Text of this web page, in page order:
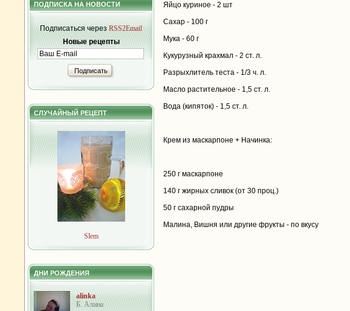
ПОДПИСКА НА НОВОСТИ
Подписаться черезRSS2Email
Новые рецепты
Подписать
СЛУЧАЙНЫЙ РЕЦЕПТ
Slem
ДНИ РОЖДЕНИЯ
alinka
Б. Алина
Яйцо куриное - 2 шт
Сахар - 100 г
Мука - 60 г
Кукурузный крахмал - 2 ст. л.
Разрыхлитель теста - 1/3 ч. л.
Масло растительное - 1,5 ст. л.
Вода (кипяток) - 1,5 ст. л.
Крем из маскарпоне + Начинка:
250 г маскарпоне
140 г жирных сливок (от 30 проц.)
50 г сахарной пудры
Малина, Вишня или другие фрукты - по вкусу